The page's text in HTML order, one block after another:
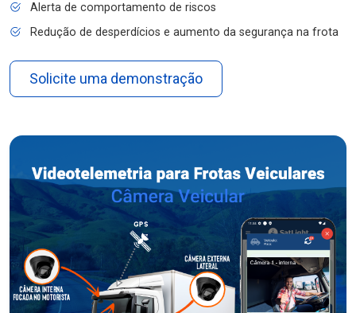
Alerta de comportamento de riscos
Redução de desperdícios e aumento da segurança na frota
Solicite uma demonstração